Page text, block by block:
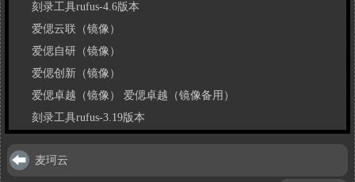
刻录工具rufus-4.6版本
爱偲云联（镜像）
爱偲自研（镜像）
爱偲创新（镜像）
爱偲卓越（镜像）
爱偲卓越（镜像备用）
刻录工具rufus-3.19版本
麦珂云